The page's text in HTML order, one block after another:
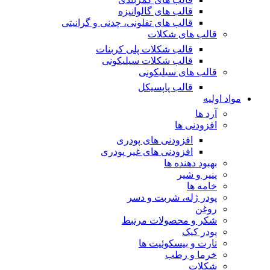
قالب های گالوانیزه
قالب های تفلونی، چدنی و گرانیتی
قالب های شکلات
قالب شکلات پلی کربنات
قالب شکلات سیلیکونی
قالب های سیلیکونی
قالب پاپسیکل
مواد اولیه
آرد ها
افزودنی ها
افزودنی های پودری
افزودنی های غیر پودری
بهبود دهنده ها
پنیر و شیر
خامه ها
پودر ژله، شربت و دسر
روغن
شکر و محصولات مرتبط
پودر کیک
تارت و بیسکوئیت ها
خرما و رطب
شکلات